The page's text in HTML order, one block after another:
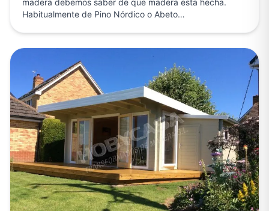
madera debemos saber de que madera esta hecha.
Habitualmente de Pino Nórdico o Abeto…